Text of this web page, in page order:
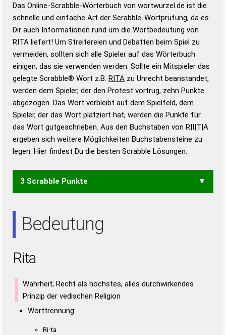
Wortwurzel liefert mit Hilfe eines semantischen
Wortanalyse-Algorithmus gute Anhaltspunkte zu
Wortbedeutung, Worttrennung und Wortform, um die
Gültigkeit eines Wortes für das Scrabble-Spiel zu
bestimmen!
zugelassene Turnier Scrabble-
Wörterbücher sind:
Duden – Standardwerk in 12 Bänden
Duden – Richtiges und gutes
Deutsch
Duden – Die deutsche Grammatik
Duden – Deutsches
Universalwörterbuch
Das Online-Scrabble-Wörterbuch von wortwurzel.de ist die
schnelle und einfache Art der Scrabble-Wortprüfung, da es
Dir auch Informationen rund um die Wortbedeutung von
RITA liefert! Um Streitereien und Debatten beim Spiel zu
vermeiden, sollten sich alle Spieler auf das Wörterbuch
einigen, das sie verwenden werden. Sollte ein Mitspieler das
gelegte Scrabble® Wort z.B. RITA zu Unrecht beanstandet,
werden dem Spieler, der den Protest vortrug, zehn Punkte
abgezogen. Das Wort verbleibt auf dem Spielfeld, dem
Spieler, der das Wort platziert hat, werden die Punkte für
das Wort gutgeschrieben. Aus den Buchstaben von R|I|T|A
ergeben sich weitere Möglichkeiten Buchstabensteine zu
legen. Hier findest Du die besten Scrabble Lösungen:
3 Scrabble Punkte
Bedeutung
Rita
Wahrheit; Recht als höchstes, alles durchwirkendes
Prinzip der vedischen Religion
Worttrennung:
Ri·ta